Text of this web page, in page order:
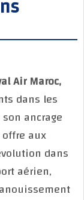
Air Maroc,
dans les
de son
offre aux
d’évolution
aérien,